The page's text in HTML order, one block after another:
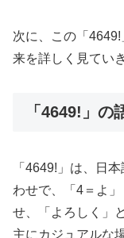
次に、この「
来を詳しく見てい
「4649!」の
「4649!」は、日
わせで、「4＝よ
せ、「よろしく」
主にカジュアルな